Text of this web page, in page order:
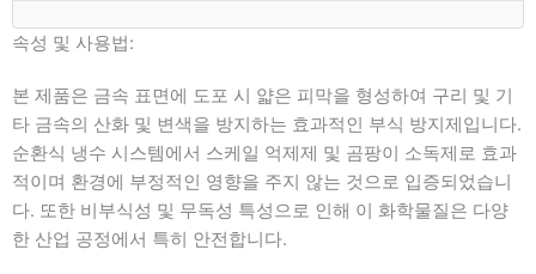
속성 및 사용법:
본 제품은 금속 표면에 도포 시 얇은 피막을 형성하여 구리 및 기
타 금속의 산화 및 변색을 방지하는 효과적인 부식 방지제입니다.
순환식 냉수 시스템에서 스케일 억제제 및 곰팡이 소독제로 효과
적이며 환경에 부정적인 영향을 주지 않는 것으로 입증되었습니
다. 또한 비부식성 및 무독성 특성으로 인해 이 화학물질은 다양
한 산업 공정에서 특히 안전합니다.